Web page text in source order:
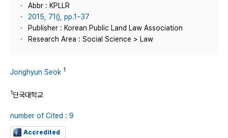
Abbr : KPLLR
2015, 71(), pp.1~37
Publisher : Korean Public Land Law Association
Research Area : Social Science > Law
Jonghyun Seok 1
1단국대학교
number of Cited : 9
Accredited